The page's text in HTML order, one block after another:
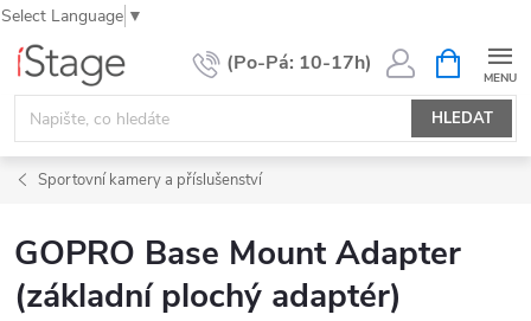
Select Language ▼
Přejít
obsah
HLEDAT
NÁKUPNÍ
KOŠÍK
Sportovní kamery a příslušenství
GOPRO Base Mount Adapter
(základní plochý adaptér)